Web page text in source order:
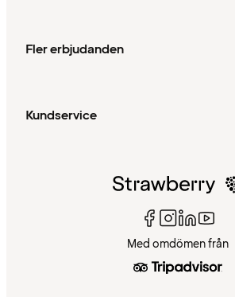
Fler erbjudanden
Kundservice
Med omdömen från